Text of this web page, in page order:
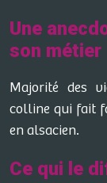
Une
son métier
Majorité des
colline qui fait
en alsacien.
Ce qui le